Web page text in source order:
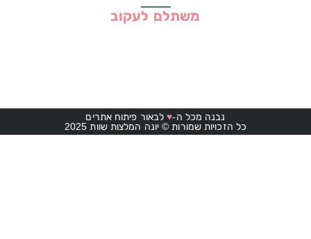
משתלם לעקוב
נבנה מכל ה-♥לבאור פיתוח אתרים
כל הזכויות שמורות © יונה המלצות שוות 2025